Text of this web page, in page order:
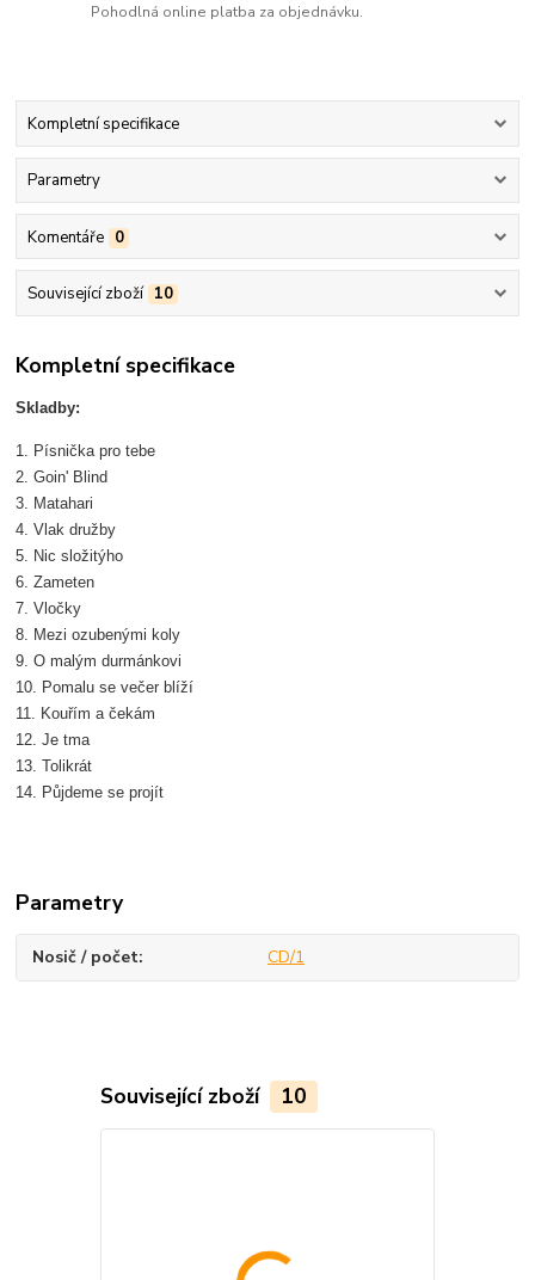
Pohodlná online platba za objednávku.
Kompletní specifikace
Parametry
Komentáře 0
Související zboží 10
Kompletní specifikace
Skladby:
1. Písnička pro tebe
2. Goin' Blind
3. Matahari
4. Vlak družby
5. Nic složitýho
6. Zameten
7. Vločky
8. Mezi ozubenými koly
9. O malým durmánkovi
10. Pomalu se večer blíží
11. Kouřím a čekám
12. Je tma
13. Tolikrát
14. Půjdeme se projít
Parametry
Nosič / počet CD/1
Související zboží 10